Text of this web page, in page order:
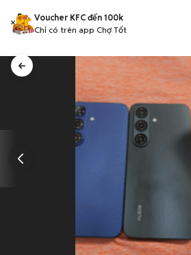
Voucher KFC đến 100k
Chỉ có trên app Chợ Tốt